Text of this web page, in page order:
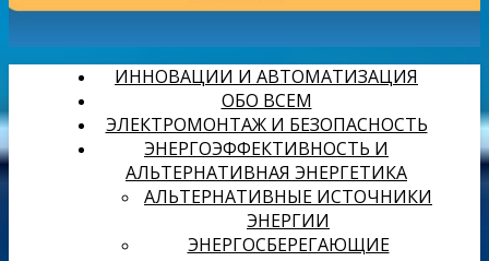
ИННОВАЦИИ И АВТОМАТИЗАЦИЯ
ОБО ВСЕМ
ЭЛЕКТРОМОНТАЖ И БЕЗОПАСНОСТЬ
ЭНЕРГОЭФФЕКТИВНОСТЬ И
АЛЬТЕРНАТИВНАЯ ЭНЕРГЕТИКА
АЛЬТЕРНАТИВНЫЕ ИСТОЧНИКИ
ЭНЕРГИИ
ЭНЕРГОСБЕРЕГАЮЩИЕ